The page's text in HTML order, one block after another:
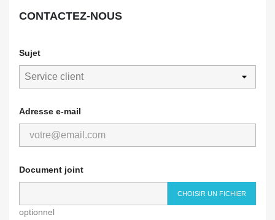
CONTACTEZ-NOUS
Sujet
Adresse e-mail
Document joint
CHOISIR UN FICHIER
optionnel